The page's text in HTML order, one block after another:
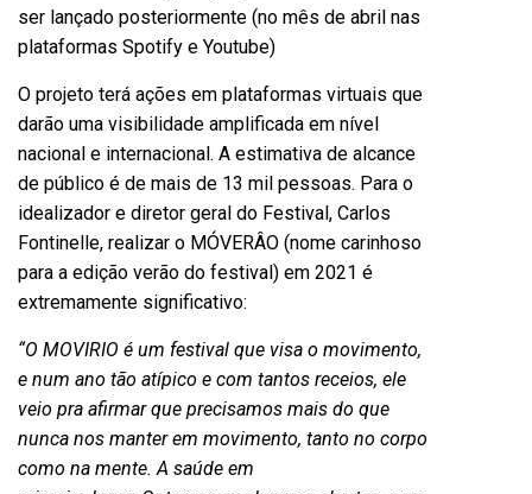
ser lançado posteriormente (no mês de abril nas
plataformas Spotify e Youtube)
O projeto terá ações em plataformas virtuais que
darão uma visibilidade amplificada em nível
nacional e internacional. A estimativa de alcance
de público é de mais de 13 mil pessoas. Para o
idealizador e diretor geral do Festival, Carlos
Fontinelle, realizar o MÓVERÂO (nome carinhoso
para a edição verão do festival) em 2021 é
extremamente significativo:
“O MOVIRIO é um festival que visa o movimento,
e num ano tão atípico e com tantos receios, ele
veio pra afirmar que precisamos mais do que
nunca nos manter em movimento, tanto no corpo
como na mente. A saúde em